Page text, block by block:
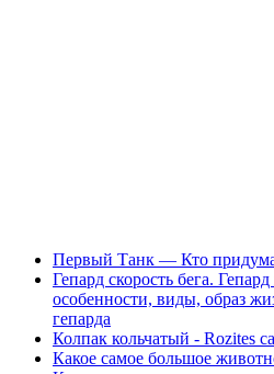
Первый Танк — Кто
Гепард скорость бега.
особенности, виды, образ
гепарда
Колпак кольчатый - Rozites
Какое самое большое